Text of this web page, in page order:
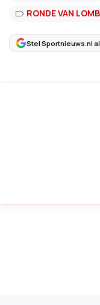
RONDE VAN
Stel Sportnieuws.nl